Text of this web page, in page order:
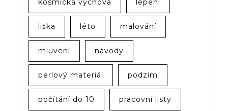
liška léto malování
mluvení návody
perlový materiál podzim
počítání do 10 pracovní listy